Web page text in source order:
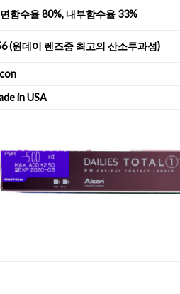
함수율 80%, 내부함수율 33%
(원데이 렌즈중 최고의 산소투과성)
in USA